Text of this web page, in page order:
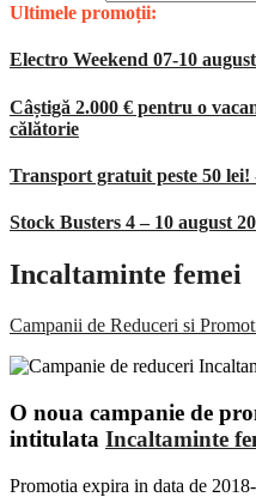
Ultimele promoții:
Electro Weekend 07-10
Câștigă 2.000 € pentru o
călătorie
Transport gratuit peste 50
Stock Busters 4 – 10 august
Incaltaminte femei
Campanii de Reduceri si
O noua campanie de
intitulata Incaltaminte
Promotia expira in data de